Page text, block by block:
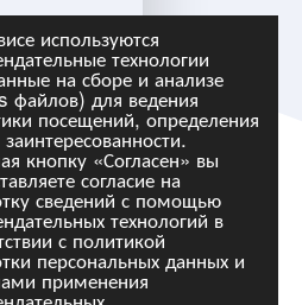
используются
технологии
на сборе и анализе
файлов) для ведения
посещений, определения
кнопку «Согласен» вы
согласие на
сведений с помощью
технологий в
с политикой
персональных данных и
применения